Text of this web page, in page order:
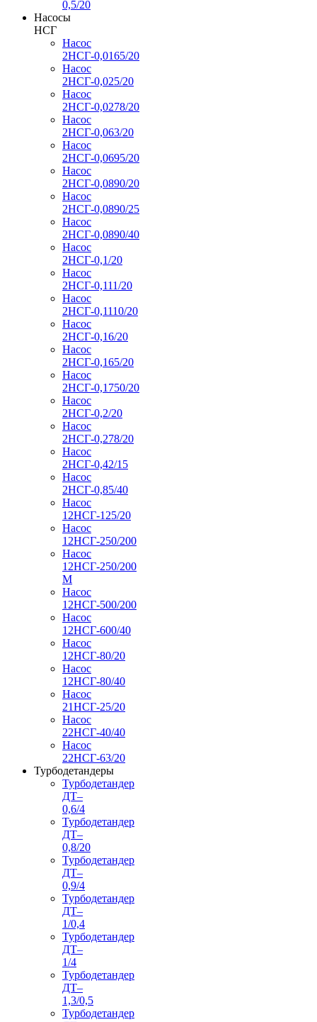
0,5/20
Насосы
НСГ
Насос
2НСГ-0,0165/20
Насос
2НСГ-0,025/20
Насос
2НСГ-0,0278/20
Насос
2НСГ-0,063/20
Насос
2НСГ-0,0695/20
Насос
2НСГ-0,0890/20
Насос
2НСГ-0,0890/25
Насос
2НСГ-0,0890/40
Насос
2НСГ-0,1/20
Насос
2НСГ-0,111/20
Насос
2НСГ-0,1110/20
Насос
2НСГ-0,16/20
Насос
2НСГ-0,165/20
Насос
2НСГ-0,1750/20
Насос
2НСГ-0,2/20
Насос
2НСГ-0,278/20
Насос
2НСГ-0,42/15
Насос
2НСГ-0,85/40
Насос
12НСГ-125/20
Насос
12НСГ-250/200
Насос
12НСГ-250/200
М
Насос
12НСГ-500/200
Насос
12НСГ-600/40
Насос
12НСГ-80/20
Насос
12НСГ-80/40
Насос
21НСГ-25/20
Насос
22НСГ-40/40
Насос
22НСГ-63/20
Турбодетандеры
Турбодетандер
ДТ–
0,6/4
Турбодетандер
ДТ–
0,8/20
Турбодетандер
ДТ–
0,9/4
Турбодетандер
ДТ–
1/0,4
Турбодетандер
ДТ–
1/4
Турбодетандер
ДТ–
1,3/0,5
Турбодетандер